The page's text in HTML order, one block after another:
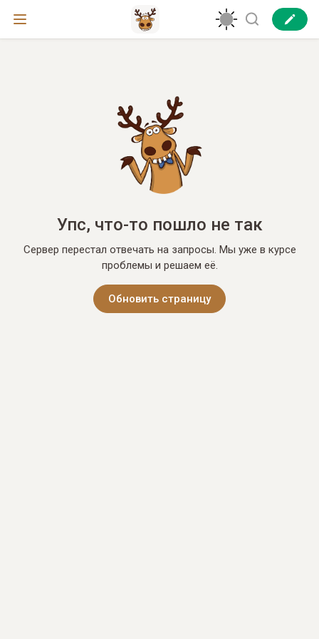
Упс, что-то пошло не так
Сервер перестал отвечать на запросы. Мы уже в курсе
проблемы и решаем её.
Обновить страницу